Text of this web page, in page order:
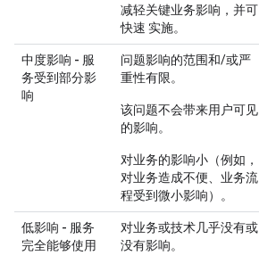
减轻关键业务影响，并可
快速 实施。
中度影响 - 服
务受到部分影
响
问题影响的范围和/或严
重性有限。
该问题不会带来用户可见
的影响。
对业务的影响小（例如，
对业务造成不便、业务流
程受到微小影响）。
低影响 - 服务
完全能够使用
对业务或技术几乎没有或
没有影响。